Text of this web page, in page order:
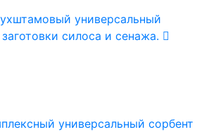
универсальный
силоса и сенажа.
универсальный сорбент